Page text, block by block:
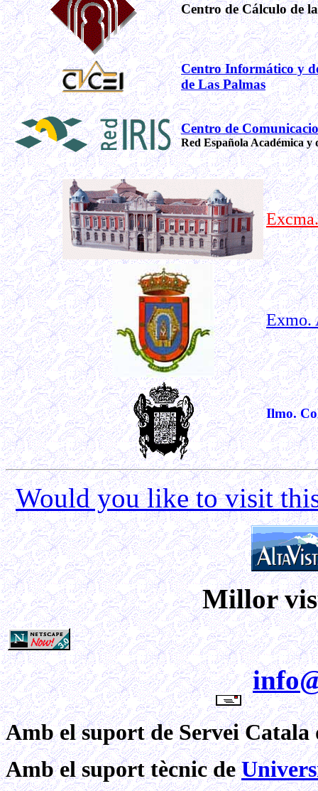
Centro de Cálculo de
Centro Informático y
de Las Palmas
Centro de
Red Española Académica y
Exmo.
Ilmo.
Would you like to visit
Millor
Amb el suport de Servei
Amb el suport tècnic de